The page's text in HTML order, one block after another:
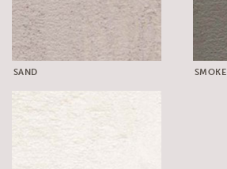
SAND SMOKE